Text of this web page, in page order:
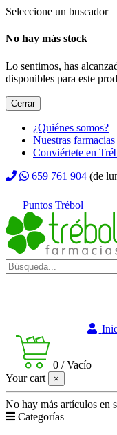
Seleccione un buscador
No hay más stock
Lo sentimos, has
disponibles para este
Cerrar
¿Quiénes somos?
Nuestras farmacias
Conviértete en
659 761 904 (de
Puntos Trébol
0 /Vacío
Your cart
×
No hay más artículos en
Categorías